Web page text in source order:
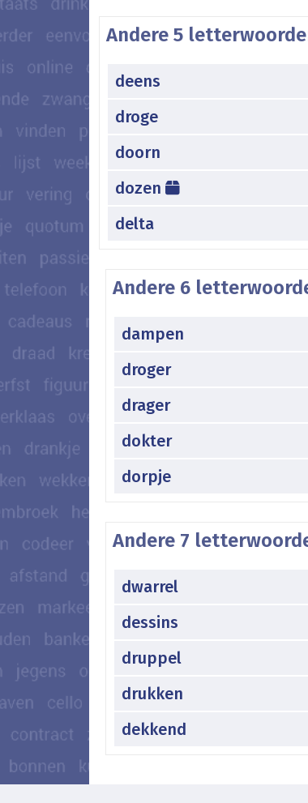
Andere 5
deens
droge
doorn
dozen
delta
Andere 6
dampen
droger
drager
dokter
dorpje
Andere 7
dwarrel
dessins
druppel
drukken
dekkend